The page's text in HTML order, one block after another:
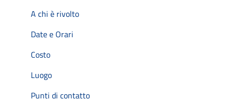
A chi è rivolto
Date e Orari
Costo
Luogo
Punti di contatto